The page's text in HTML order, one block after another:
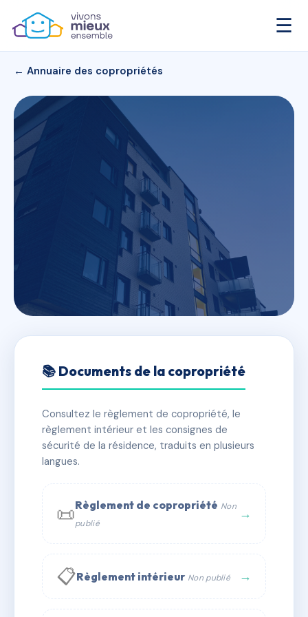
☰
← Annuaire des copropriétés
SDC 13 JOUFFROY
D'ABBANS
📍 13 r jouffroy d'abbans 75017 PARIS
✓ Immatriculée 🏠 20 lots 🏗 1 bâtiment(s)
📞 Contacter Syndic Digital 💬 WhatsApp
✉ Email
📚 Documents de la copropriété
Consultez le règlement de copropriété, le
règlement intérieur et les consignes de
sécurité de la résidence, traduits en plusieurs
langues.
📜Règlement de copropriété Non
publié
→
📋Règlement intérieur Non publié →